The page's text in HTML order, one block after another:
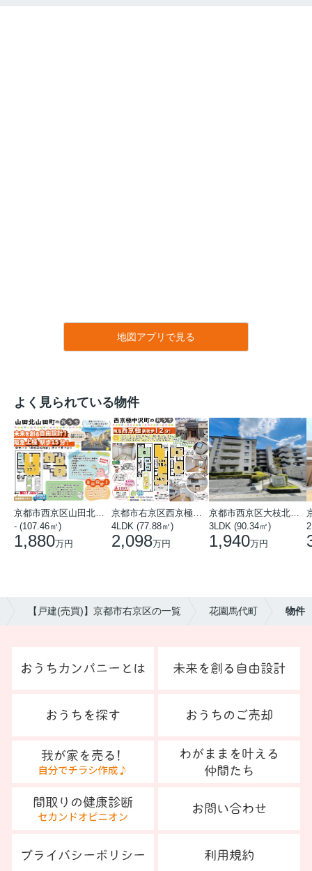
地図アプリで見る
よく見られている物件
- (107.46㎡)
1,880万円
4LDK (77.88㎡)
2,098万円
3LDK (90.34㎡)
1,940万円
【戸建(売買)】京都市右京区の一覧 花園馬代町 物件